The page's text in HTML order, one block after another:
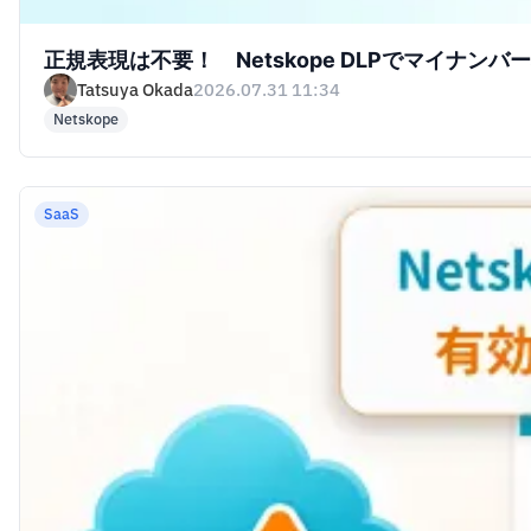
正規表現は不要！ Netskope DLPでマイナンバ
Tatsuya Okada2026.07.31 11:34
Netskope
SaaS